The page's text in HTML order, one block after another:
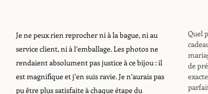
Je ne peux rien reprocher ni à la bague, ni au
service client, ni à l’emballage. Les photos ne
rendaient absolument pas justice à ce bijou : il
est magnifique et j’en suis ravie. Je n’aurais pas
pu être plus satisfaite à chaque étape du
Quel
de